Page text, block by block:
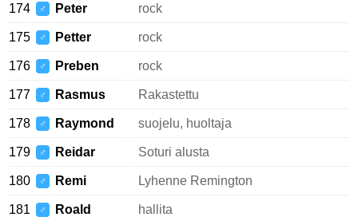
174 ♂ Peter rock
175 ♂ Petter rock
176 ♂ Preben rock
177 ♂ Rasmus Rakastettu
178 ♂ Raymond suojelu, huoltaja
179 ♂ Reidar Soturi alusta
180 ♂ Remi Lyhenne Remington
181 ♂ Roald hallita